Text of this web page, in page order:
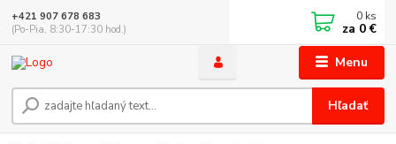
Menu
Hľadať
+421 907 678 683
(Po-Pia, 8:30-17:30 hod.)
0 ks
za 0 €